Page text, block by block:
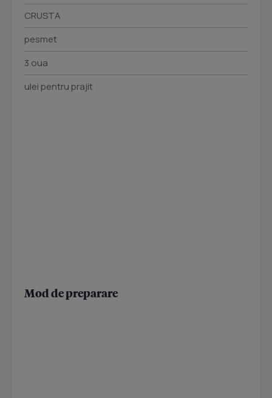
CRUSTA
pesmet
3 oua
ulei pentru prajit
Mod de preparare